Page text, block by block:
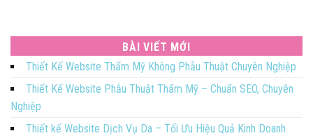
BÀI VIẾT MỚI
Thiết Kế Website Thẩm Mỹ Không Phẫu Thuật Chuyên Nghiệp
Thiết Kế Website Phẫu Thuật Thẩm Mỹ – Chuẩn SEO, Chuyên
Nghiệp
Thiết kế Website Dịch Vụ Da – Tối Ưu Hiệu Quả Kinh Doanh